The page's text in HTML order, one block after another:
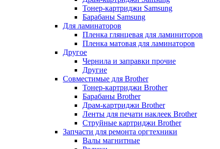
Тонер-картриджи Samsung
Барабаны Samsung
Для ламинаторов
Пленка глянцевая для ламиниторов
Пленка матовая для ламинаторов
Другое
Чернила и заправки прочие
Другие
Совместимые для Brother
Тонер-картриджи Brother
Барабаны Brother
Драм-картриджи Brother
Ленты для печати наклеек Brother
Струйные картриджи Brother
Запчасти для ремонта оргтехники
Валы магнитные